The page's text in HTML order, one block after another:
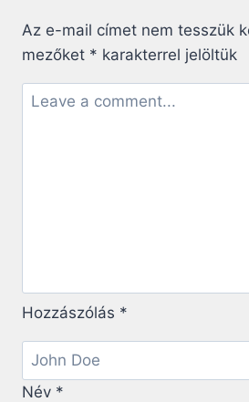
–
ELŐBB
ISTEN
HÁZA,
AZTÁN
Az e-mail címet nem tesszük
mezőket * karakterrel jelöltük
Hozzászólás *
Név *